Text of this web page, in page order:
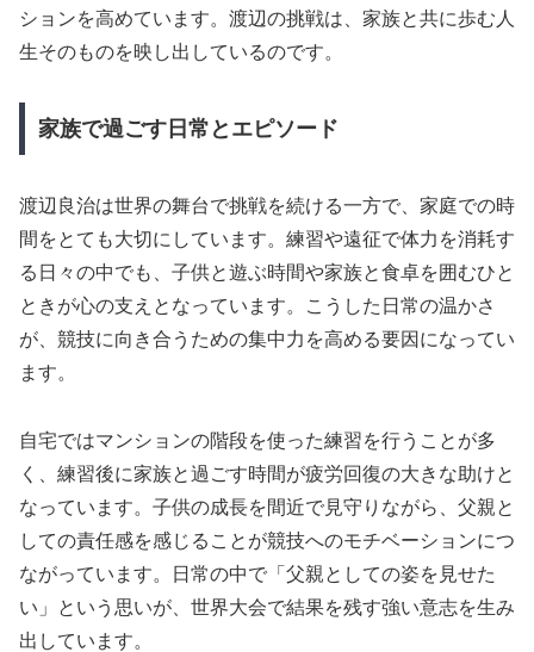
ションを高めています。渡辺の挑戦は、家族と共に歩む人
生そのものを映し出しているのです。
家族で過ごす日常とエピソード
渡辺良治は世界の舞台で挑戦を続ける一方で、家庭での時
間をとても大切にしています。練習や遠征で体力を消耗す
る日々の中でも、子供と遊ぶ時間や家族と食卓を囲むひと
ときが心の支えとなっています。こうした日常の温かさ
が、競技に向き合うための集中力を高める要因になってい
ます。
自宅ではマンションの階段を使った練習を行うことが多
く、練習後に家族と過ごす時間が疲労回復の大きな助けと
なっています。子供の成長を間近で見守りながら、父親と
しての責任感を感じることが競技へのモチベーションにつ
ながっています。日常の中で「父親としての姿を見せた
い」という思いが、世界大会で結果を残す強い意志を生み
出しています。